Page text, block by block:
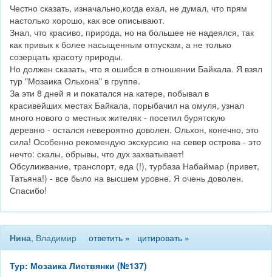
Честно сказать, изначально,когда ехал, не думал, что прям
настолько хорошо, как все описывают.
Знал, что красиво, природа, но на большее не надеялся, так
как привык к более насыщенным отпускам, а не только
созерцать красоту природы.
Но должен сказать, что я ошибся в отношении Байкала. Я взял
тур "Мозаика Ольхона" в группе.
За эти 8 дней я и покатался на катере, побывал в
красивейших местах Байкала, порыбачил на омуля, узнал
много нового о местных жителях - посетил бурятскую
деревню - остался невероятно доволен. Ольхон, конечно, это
сила! Особенно рекомендую экскурсию на север острова - это
нечто: скалы, обрывы, что дух захватывает!
Обсулижвание, транспорт, еда (!), турбаза Набаймар (привет,
Татьяна!) - все было на высшем уровне. Я очень доволен.
Спасибо!
Нина, Владимир ответить » цитировать »
Тур: Мозаика Листвянки (№137)